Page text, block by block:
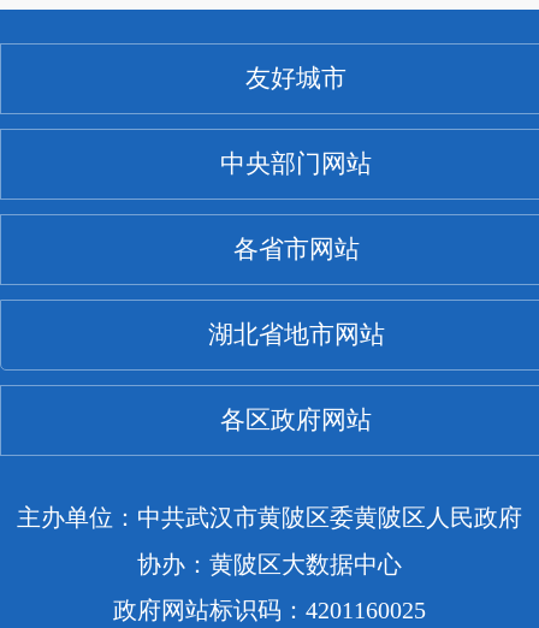
友好城市
中央部门网站
各省市网站
湖北省地市网站
各区政府网站
主办单位：中共武汉市黄陂区委黄陂区人民政府
协办：黄陂区大数据中心
政府网站标识码：4201160025